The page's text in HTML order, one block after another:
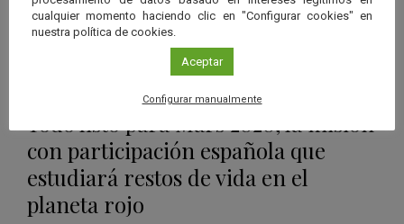
Todo listo para Mars 2020, la misión
con participación española que
estudiará restos de vida en el
planeta rojo
cualquier momento haciendo clic en "Configurar cookies" en
nuestra política de cookies.
Aceptar
Configurar manualmente